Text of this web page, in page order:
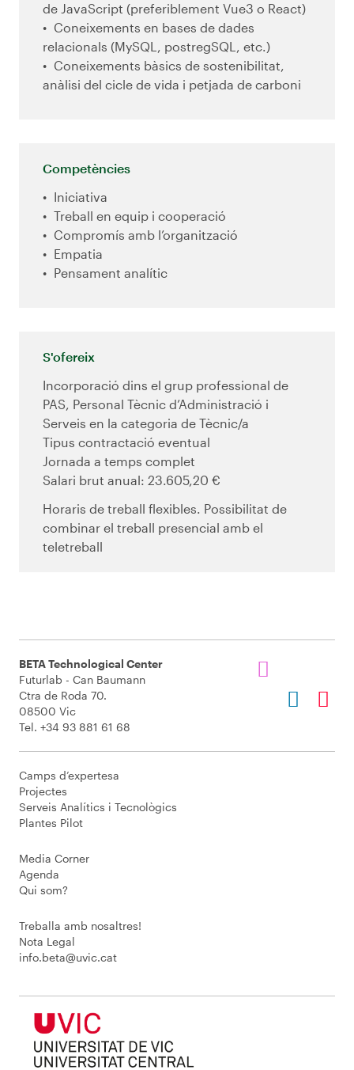
de JavaScript (preferiblement Vue3 o React)
Coneixements en bases de dades
relacionals (MySQL, postregSQL, etc.)
Coneixements bàsics de sostenibilitat,
anàlisi del cicle de vida i petjada de carboni
Competències
Iniciativa
Treball en equip i cooperació
Compromís amb l’organització
Empatia
Pensament analític
S'ofereix
Incorporació dins el grup professional de
PAS, Personal Tècnic d’Administració i
Serveis en la categoria de Tècnic/a
Tipus contractació eventual
Jornada a temps complet
Salari brut anual: 23.605,20 €
Horaris de treball flexibles. Possibilitat de
combinar el treball presencial amb el
teletreball
BETA Technological Center
Futurlab - Can Baumann
Ctra de Roda 70.
08500 Vic
Tel. +34 93 881 61 68
Camps d’expertesa
Projectes
Serveis Analítics i Tecnològics
Plantes Pilot
Media Corner
Agenda
Qui som?
Treballa amb nosaltres!
Nota Legal
info.beta@uvic.cat